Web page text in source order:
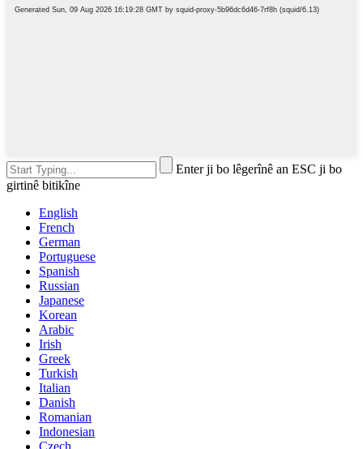
Enter ji bo lêgerînê an ESC ji bo
girtinê bitikîne
English
French
German
Portuguese
Spanish
Russian
Japanese
Korean
Arabic
Irish
Greek
Turkish
Italian
Danish
Romanian
Indonesian
Czech